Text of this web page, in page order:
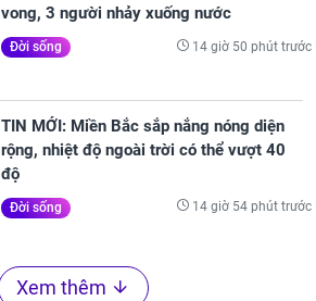
vong, 3 người nhảy xuống nước
Đời sống 14 giờ 50 phút trước
TIN MỚI: Miền Bắc sắp nắng nóng diện
rộng, nhiệt độ ngoài trời có thể vượt 40
độ
Đời sống 14 giờ 54 phút trước
Xem thêm